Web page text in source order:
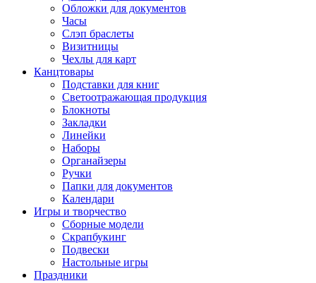
Обложки для документов
Часы
Слэп браслеты
Визитницы
Чехлы для карт
Канцтовары
Подставки для книг
Светоотражающая продукция
Блокноты
Закладки
Линейки
Наборы
Органайзеры
Ручки
Папки для документов
Календари
Игры и творчество
Сборные модели
Скрапбукинг
Подвески
Настольные игры
Праздники